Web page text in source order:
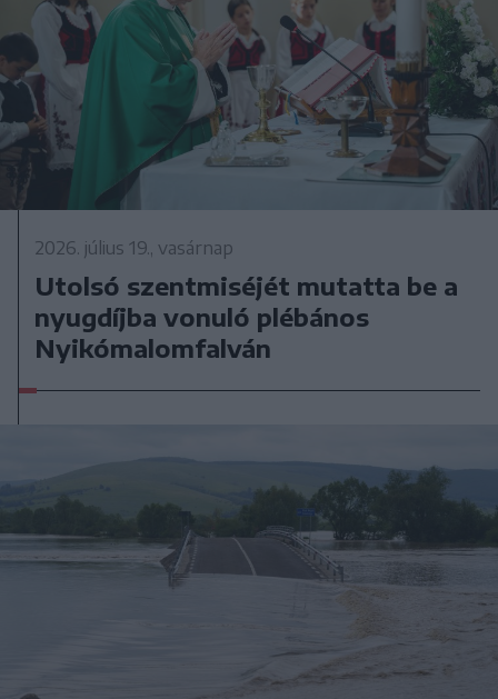
2026. július 19., vasárnap
Utolsó szentmiséjét mutatta be a
nyugdíjba vonuló plébános
Nyikómalomfalván